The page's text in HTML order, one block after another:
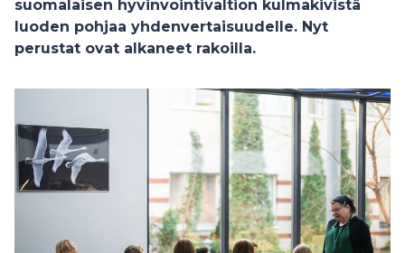
suomalaisen hyvinvointivaltion kulmakivistä
luoden pohjaa yhdenvertaisuudelle. Nyt
perustat ovat alkaneet rakoilla.